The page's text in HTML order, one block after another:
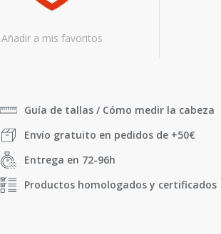
Añadir a mis favoritos
Guía de tallas / Cómo medir la cabeza
Envío gratuito en pedidos de +50€
Entrega en 72-96h
Productos homologados y certificados